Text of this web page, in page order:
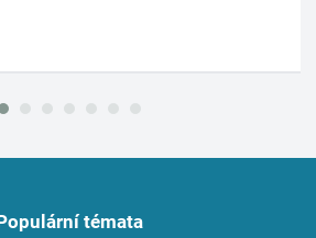
témata